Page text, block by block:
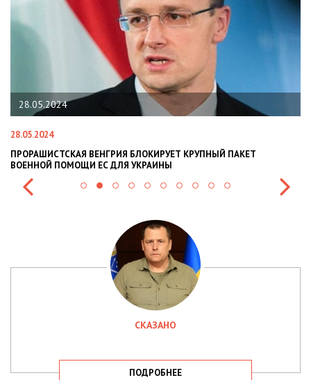
ПАКЕТ
22.01.2024
НАЦПОЛІЦІЯ ЛЯКАЄ ГРОМАДЯН
СИТУАЦІЇ В РАЗІ МОБІЛІЗАЦІЇ ПОЛІЦІЯНТІВ
СКАЗАНО
ПОДРОБНЕЕ